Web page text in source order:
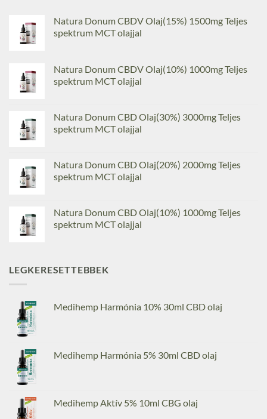
Natura Donum CBDV Olaj(15%) 1500mg Teljes
spektrum MCT olajjal
Natura Donum CBDV Olaj(10%) 1000mg Teljes
spektrum MCT olajjal
Natura Donum CBD Olaj(30%) 3000mg Teljes
spektrum MCT olajjal
Natura Donum CBD Olaj(20%) 2000mg Teljes
spektrum MCT olajjal
Natura Donum CBD Olaj(10%) 1000mg Teljes
spektrum MCT olajjal
LEGKERESETTEBBEK
Medihemp Harmónia 10% 30ml CBD olaj
Medihemp Harmónia 5% 30ml CBD olaj
Medihemp Aktív 5% 10ml CBG olaj